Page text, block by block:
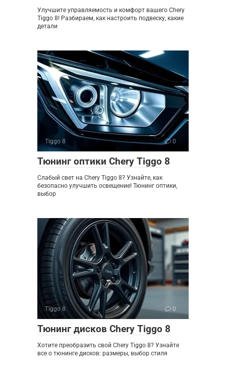
Улучшите управляемость и комфорт вашего Chery
Tiggo 8! Разбираем, как настроить подвеску, какие
детали
Tiggo 8 0
Тюнинг оптики Chery Tiggo 8
Слабый свет на Chery Tiggo 8? Узнайте, как
безопасно улучшить освещение! Тюнинг оптики,
выбор
Tiggo 8 0
Тюнинг дисков Chery Tiggo 8
Хотите преобразить свой Chery Tiggo 8? Узнайте
все о тюнинге дисков: размеры, выбор стиля